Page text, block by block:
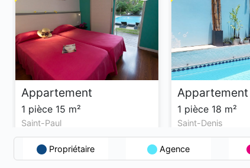
Appartement
1 pièce 15 m²
Saint-Paul
713 €
Appartement
1 pièce 18 m²
Saint-Denis
831 €
Propriétaire Agence